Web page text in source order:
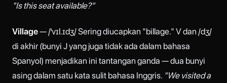
"Is this seat available?"
Village— /ˈvɪl.ɪdʒ/ Sering diucapkan "billage." V dan /dʒ/
di akhir (bunyi J yang juga tidak ada dalam bahasa
Spanyol) menjadikan ini tantangan ganda — dua bunyi
asing dalam satu kata sulit bahasa Inggris. "We visited a